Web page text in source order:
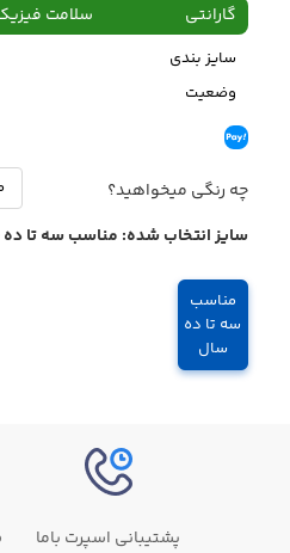
گارانتی سلامت فیزیکی،48 ساعت ضمانت
سایز بندی
وضعیت
چه رنگی میخواهید؟
سایز انتخاب شده: مناسب سه تا
مناسب
سه تا ده
سال
پشتیبانی اسپرت باما